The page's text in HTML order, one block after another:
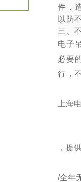
件，
以防
三、
电子
必要
行，
上海
，提
/全年